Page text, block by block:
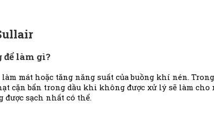
làm gì?
mát hoặc tăng năng suất của buồng khí nén.
cặn bẩn trong dầu khi không được xử lý sẽ làm
sạch nhất có thể.